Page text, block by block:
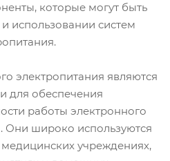
которые могут быть
использовании систем
электропитания являются
для обеспечения
работы электронного
Они широко используются
медицинских учреждениях,